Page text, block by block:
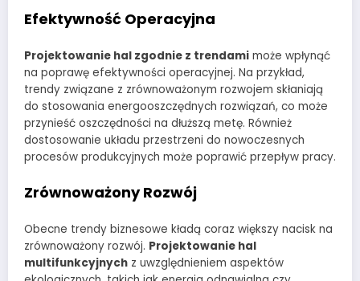
Efektywność Operacyjna
Projektowanie hal zgodnie z trendami może wpłynąć
na poprawę efektywności operacyjnej. Na przykład,
trendy związane z zrównoważonym rozwojem skłaniają
do stosowania energooszczędnych rozwiązań, co może
przynieść oszczędności na dłuższą metę. Również
dostosowanie układu przestrzeni do nowoczesnych
procesów produkcyjnych może poprawić przepływ pracy.
Zrównoważony Rozwój
Obecne trendy biznesowe kładą coraz większy nacisk na
zrównoważony rozwój. Projektowanie hal
multifunkcyjnych z uwzględnieniem aspektów